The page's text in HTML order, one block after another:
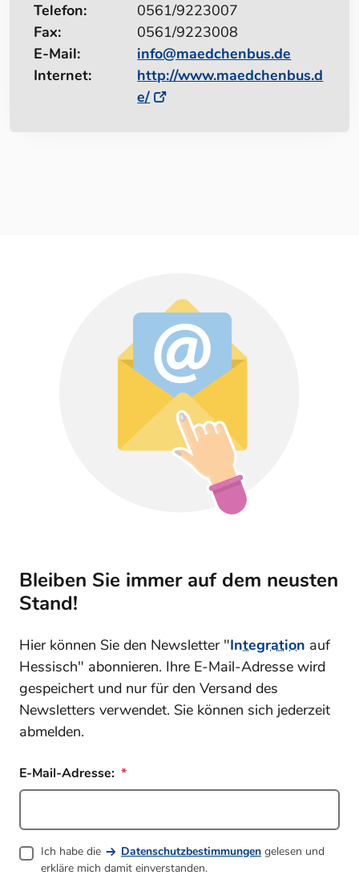
Telefon:
0561/9223007
Fax:
0561/9223008
E-Mail:
info@maedchenbus.de
Internet:
http://www.maedchenbus.d
e/
Bleiben Sie immer auf dem neusten
Stand!
Hier können Sie den Newsletter "Integration auf
Hessisch" abonnieren. Ihre E-Mail-Adresse wird
gespeichert und nur für den Versand des
Newsletters verwendet. Sie können sich jederzeit
abmelden.
E-Mail-Adresse:
Ich habe die Datenschutzbestimmungen gelesen und
erkläre mich damit einverstanden.